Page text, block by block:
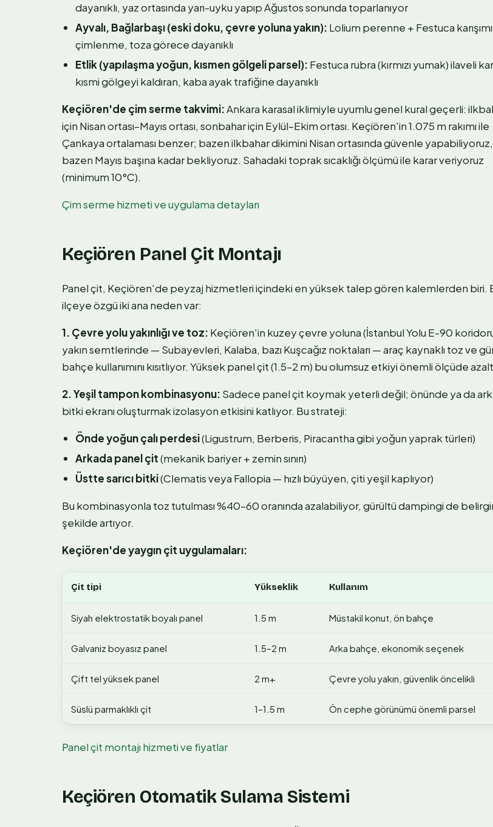
dayanıklı, yaz ortasında yarı-uyku yapıp Ağustos sonunda toparlanıyor
Ayvalı, Bağlarbaşı (eski doku, çevre yoluna yakın): Lolium perenne + Festuca karışımı;
çimlenme, toza görece dayanıklı
Etlik (yapılaşma yoğun, kısmen gölgeli parsel): Festuca rubra (kırmızı yumak) ilaveli
kısmi gölgeyi kaldıran, kaba ayak trafiğine dayanıklı
Keçiören'de çim serme takvimi:Ankara karasal iklimiyle uyumlu genel kural geçerli:
için Nisan ortası–Mayıs ortası, sonbahar için Eylül–Ekim ortası. Keçiören'in 1.075 m rakımı ile
Çankaya ortalaması benzer; bazen ilkbahar dikimini Nisan ortasında güvenle yapabiliyoruz,
bazen Mayıs başına kadar bekliyoruz. Sahadaki toprak sıcaklığı ölçümü ile karar veriyoruz
(minimum 10°C).
Çim serme hizmeti ve uygulama detayları
Keçiören Panel Çit Montajı
Panel çit, Keçiören'de peyzaj hizmetleri içindeki en yüksek talep gören kalemlerden biri.
ilçeye özgü iki ana neden var:
1. Çevre yolu yakınlığı ve toz: Keçiören'in kuzey çevre yoluna (İstanbul Yolu E-90
yakın semtlerinde — Subayevleri, Kalaba, bazı Kuşcağız noktaları — araç kaynaklı toz ve
bahçe kullanımını kısıtlıyor. Yüksek panel çit (1.5–2 m) bu olumsuz etkiyi önemli ölçüde
2. Yeşil tampon kombinasyonu: Sadece panel çit koymak yeterli değil; önünde ya da
bitki ekranı oluşturmak izolasyon etkisini katlıyor. Bu strateji:
Önde yoğun çalı perdesi(Ligustrum, Berberis, Piracantha gibi yoğun yaprak türleri)
Arkada panel çit(mekanik bariyer + zemin sınırı)
Üstte sarıcı bitki(Clematis veya Fallopia — hızlı büyüyen, çiti yeşil kaplıyor)
Bu kombinasyonla toz tutulması %40–60 oranında azalabiliyor, gürültü dampingi de
şekilde artıyor.
Keçiören'de yaygın çit uygulamaları:
Çit tipi Yükseklik Kullanım
Siyah elektrostatik boyalı panel 1.5 m Müstakil konut, ön bahçe
Galvaniz boyasız panel 1.5–2 m Arka bahçe, ekonomik seçenek
Çift tel yüksek panel 2 m+ Çevre yolu yakın, güvenlik öncelikli
Süslü parmaklıklı çit 1–1.5 m Ön cephe görünümü önemli parsel
Panel çit montajı hizmeti ve fiyatlar
Keçiören Otomatik Sulama Sistemi